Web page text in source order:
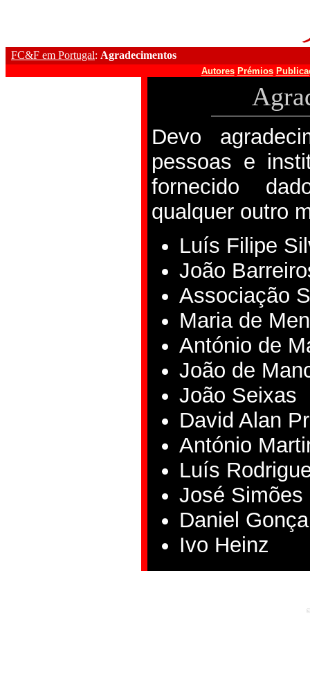
FC&F em Portugal: Agradecimentos
Autores Prémios
Devo
pessoas e
fornecido
qualquer outro
Luís Filipe
João
Associação
Maria de
António de
João de
João Seixas
David Alan
António
Luís
José Simões
Daniel
Ivo Heinz